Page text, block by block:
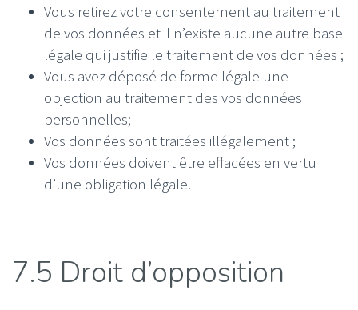
Vous retirez votre consentement au traitement
de vos données et il n’existe aucune autre base
légale qui justifie le traitement de vos données ;
Vous avez déposé de forme légale une
objection au traitement des vos données
personnelles;
Vos données sont traitées illégalement ;
Vos données doivent être effacées en vertu
d’une obligation légale.
7.5 Droit d’opposition